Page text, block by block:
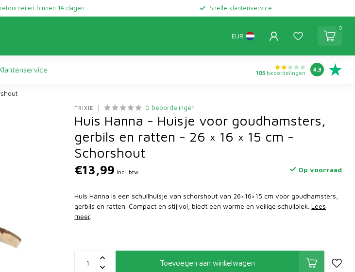
binnen 14 dagen Snelle klantenservice
EUR
0
105beoordelingen
4.3
TRIXIE 0 beoordelingen
Huis Hanna - Huisje voor goudhamsters,
gerbils en ratten - 26 × 16 × 15 cm -
Schorshout
€13,99 Incl. btw Op voorraad
Huis Hanna is een schuilhuisje van schorshout van 26×16×15 cm voor goudhamsters,
gerbils en ratten. Compact en stijlvol, biedt een warme en veilige schuilplek.Lees
meer.
Toevoegen aan winkelwagen